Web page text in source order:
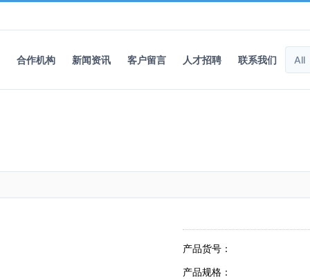
合作机构 新闻资讯 客户留言 人才招聘 联系我们
产品货号：
产品规格：